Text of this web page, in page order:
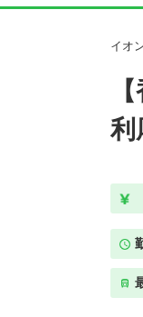
イオ
利